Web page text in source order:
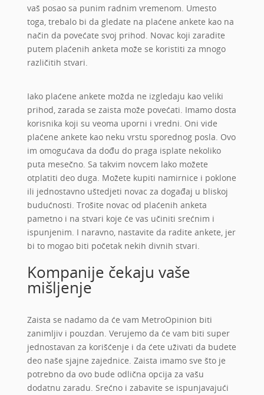
vaš posao sa punim radnim vremenom. Umesto
toga, trebalo bi da gledate na plaćene ankete kao na
način da povećate svoj prihod. Novac koji zaradite
putem plaćenih anketa može se koristiti za mnogo
različitih stvari.
Iako plaćene ankete možda ne izgledaju kao veliki
prihod, zarada se zaista može povećati. Imamo dosta
korisnika koji su veoma uporni i vredni. Oni vide
plaćene ankete kao neku vrstu sporednog posla. Ovo
im omogućava da dođu do praga isplate nekoliko
puta mesečno. Sa takvim novcem lako možete
otplatiti deo duga. Možete kupiti namirnice i poklone
ili jednostavno uštedjeti novac za događaj u bliskoj
budućnosti. Trošite novac od plaćenih anketa
pametno i na stvari koje će vas učiniti srećnim i
ispunjenim. I naravno, nastavite da radite ankete, jer
bi to mogao biti početak nekih divnih stvari.
Kompanije čekaju vaše
mišljenje
Zaista se nadamo da će vam MetroOpinion biti
zanimljiv i pouzdan. Verujemo da će vam biti super
jednostavan za korišćenje i da ćete uživati da budete
deo naše sjajne zajednice. Zaista imamo sve što je
potrebno da ovo bude odlična opcija za vašu
dodatnu zaradu. Srećno i zabavite se ispunjavajući